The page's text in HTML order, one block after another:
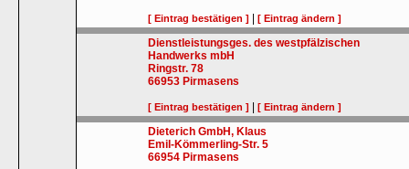
[ Eintrag bestätigen ] |[ Eintrag ändern ]
Dienstleistungsges. des westpfälzischen
Handwerks mbH
Ringstr. 78
66953 Pirmasens
[ Eintrag bestätigen ] |[ Eintrag ändern ]
Dieterich GmbH, Klaus
Emil-Kömmerling-Str. 5
66954 Pirmasens